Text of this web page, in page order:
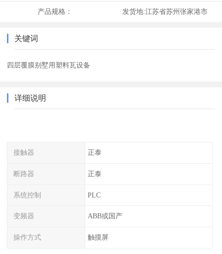
产品规格： 发货地:江苏省苏州张家港市
关键词
四层覆膜别墅用塑料瓦设备
详细说明
接触器 正泰
断路器 正泰
系统控制 PLC
变频器 ABB或国产
操作方式 触摸屏